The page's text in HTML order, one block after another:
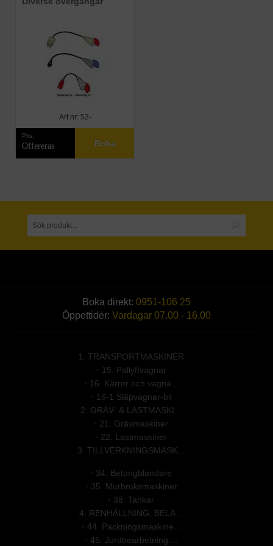
Art.nr: 52-
Pris:
Offereras Boka
Boka direkt: 0951-106 25
Öppettider: Vardagar 07.00 - 16.00
1. TRANSPORTMASKINER
15. Pallyftvagnar
16. Kärror och vagna...
16-1 Släpvagnar-bil
2. GRÄV- & LASTMASKI...
21. Grävmaskiner
22. Lastmaskiner
3. TILLVERKNINGSMASK...
34. Betongblandare
35. Murbruksmaskiner
38. Tankar
4. RENHÅLLNING, BELÄ...
44. Packningsmaskine...
45. Jordbearbetning ...